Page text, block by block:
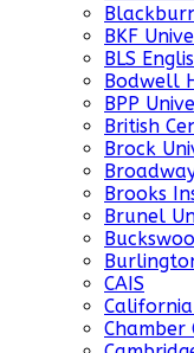
BKF
BLS
Bodwell
BPP
British
Brock
Brooks
Brunel
CAIS
Chamber